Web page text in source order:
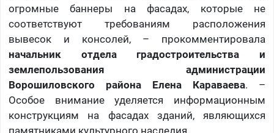
огромные баннеры на фасадах, которые не
соответствуют требованиям расположения
вывесок и консолей, – прокомментировала
начальник отдела градостроительства и
землепользования администрации
Ворошиловского района Елена Караваева. –
Особое внимание уделяется информационным
конструкциям на фасадах зданий, являющихся
памятниками культурного наследия.